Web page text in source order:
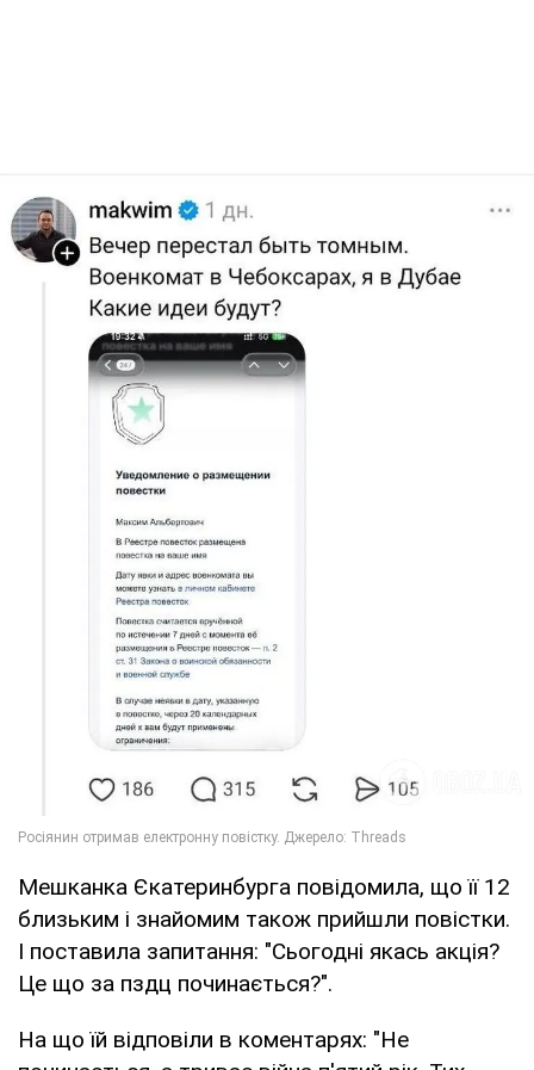
Мешканка Єкатеринбурга повідомила, що її 12
близьким і знайомим також прийшли повістки.
І поставила запитання: "Сьогодні якась акція?
Це що за пздц починається?".
На що їй відповіли в коментарях: "Не